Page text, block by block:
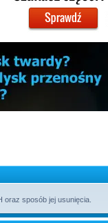
oraz sposób jej usunięcia.